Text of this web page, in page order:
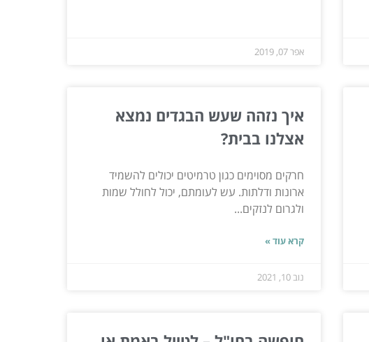
אפר 07, 2019
איך נזהה שעש הבגדים נמצא
אצלנו בבית?
חרקים מסוימים כגון טרמיטים יכולים להשמיד
ארונות ודלתות. עש לעומתם, יכול לחולל שמות
ולגרום לנזקים...
קרא עוד »
נוב 10, 2021